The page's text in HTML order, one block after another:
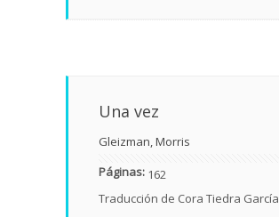
Una vez
Gleizman, Morris
Páginas: 162
Traducción de Cora Tiedra García